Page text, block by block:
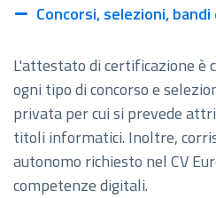
Concorsi, selezioni, bandi
L'attestato di certificazione è
ogni tipo di concorso e
privata per cui si prevede
titoli informatici. Inoltre,
autonomo richiesto nel CV
competenze digitali.